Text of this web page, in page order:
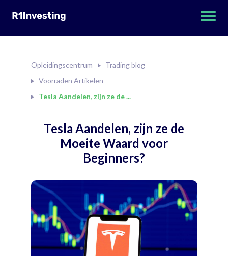
Opleidingscentrum
Trading blog
Voorraden Artikelen
Tesla Aandelen, zijn ze de ...
Tesla Aandelen, zijn ze de
Moeite Waard voor
Beginners?